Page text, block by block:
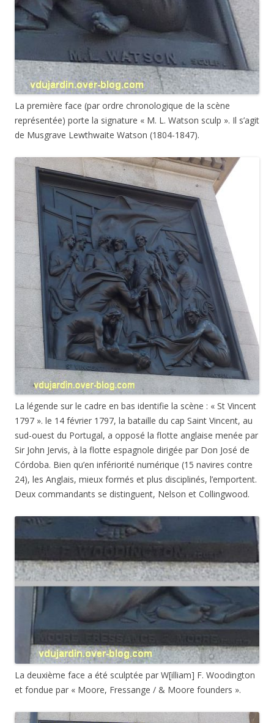
La première face (par ordre chronologique de la scène
représentée) porte la signature « M. L. Watson sculp ». Il s’agit
de Musgrave Lewthwaite Watson (1804-1847).
La légende sur le cadre en bas identifie la scène : « St Vincent
1797 ». le 14 février 1797, la bataille du cap Saint Vincent, au
sud-ouest du Portugal, a opposé la flotte anglaise menée par
Sir John Jervis, à la flotte espagnole dirigée par Don José de
Córdoba. Bien qu’en infériorité numérique (15 navires contre
24), les Anglais, mieux formés et plus disciplinés, l’emportent.
Deux commandants se distinguent, Nelson et Collingwood.
La deuxième face a été sculptée par W[illiam] F. Woodington
et fondue par « Moore, Fressange / & Moore founders ».